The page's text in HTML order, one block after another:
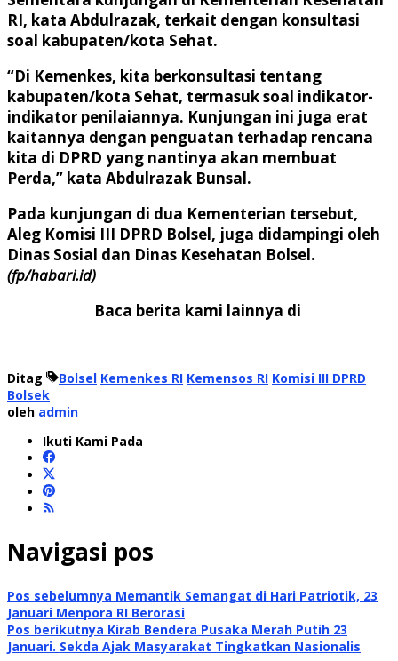
RI, kata Abdulrazak, terkait dengan konsultasi
soal kabupaten/kota Sehat.
“Di Kemenkes, kita berkonsultasi tentang
kabupaten/kota Sehat, termasuk soal indikator-
indikator penilaiannya. Kunjungan ini juga erat
kaitannya dengan penguatan terhadap rencana
kita di DPRD yang nantinya akan membuat
Perda,” kata Abdulrazak Bunsal.
Pada kunjungan di dua Kementerian tersebut,
Aleg Komisi III DPRD Bolsel, juga didampingi oleh
Dinas Sosial dan Dinas Kesehatan Bolsel.
(fp/habari.id)
Baca berita kami lainnya di
Ditag Bolsel Kemenkes RI Kemensos RI Komisi III DPRD
Bolsek
oleh admin
Ikuti Kami Pada
Navigasi pos
Pos sebelumnya Memantik Semangat di Hari Patriotik, 23
Januari Menpora RI Berorasi
Pos berikutnya Kirab Bendera Pusaka Merah Putih 23
Januari. Sekda Ajak Masyarakat Tingkatkan Nasionalis